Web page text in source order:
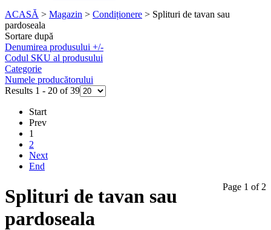
ACASĂ > Magazin > Condiționere > Splituri de tavan sau
pardoseala
Sortare după
Denumirea produsului +/-
Codul SKU al produsului
Categorie
Numele producătorului
Results 1 - 20 of 39
Start
Prev
1
2
Next
End
Page 1 of 2
Splituri de tavan sau
pardoseala